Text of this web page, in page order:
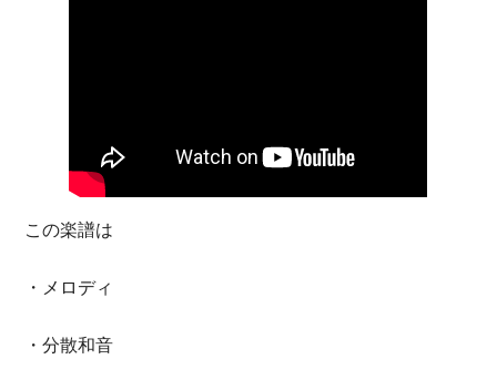
この楽譜は
・メロディ
・分散和音